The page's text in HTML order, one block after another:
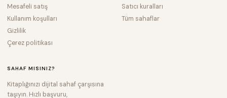
Mesafeli satış
Kullanım koşulları
Gizlilik
Çerez politikası
Satıcı kuralları
Tüm sahaflar
SAHAF MISINIZ?
Kitaplığınızı dijital sahaf çarşısına
taşıyın. Hızlı başvuru,